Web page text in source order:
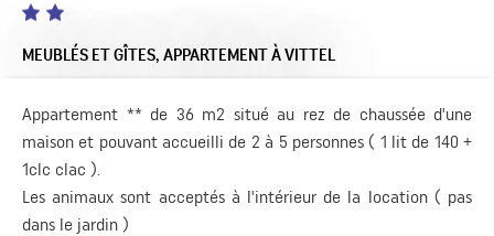
MEUBLÉS ET GÎTES, APPARTEMENTÀ VITTEL
Appartement ** de 36 m2 situé au rez de chaussée d'une
maison et pouvant accueilli de 2 à 5 personnes ( 1 lit de 140 +
1clc clac ).
Les animaux sont acceptés à l'intérieur de la location ( pas
dans le jardin )